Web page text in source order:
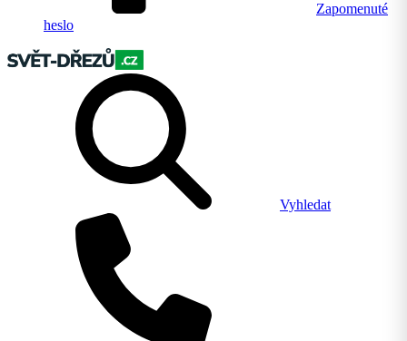
Zapomenuté
heslo
Vyhledat